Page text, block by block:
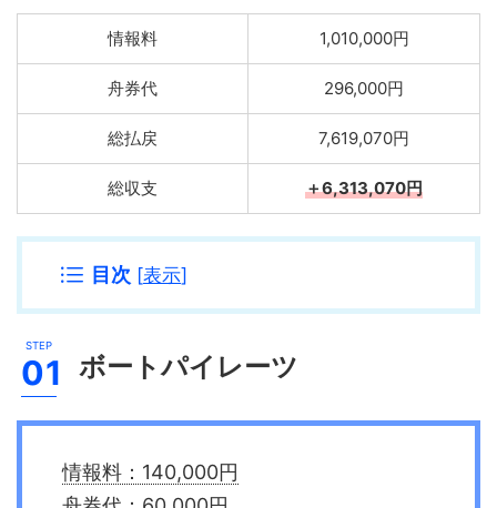
情報料 1,010,000円
舟券代 296,000円
総払戻 7,619,070円
総収支 ＋6,313,070円
目次 [表示]
ボートパイレーツ
情報料：140,000円